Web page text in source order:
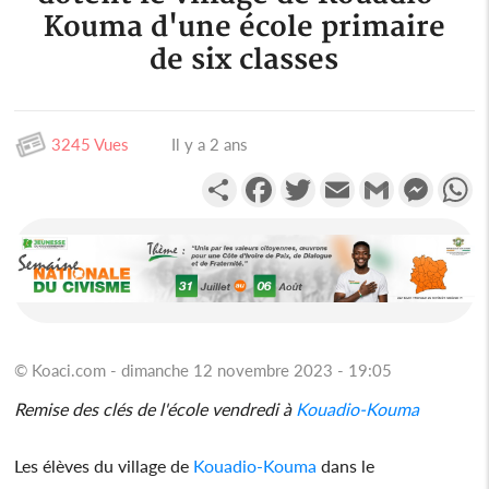
Kouma d'une école primaire
de six classes
3245 Vues Il y a 2 ans
PartagerFacebookTwitterEmail Gmail
© Koaci.com - dimanche 12 novembre 2023 - 19:05
Remise des clés de l'école vendredi à Kouadio-Kouma
Les élèves du village de Kouadio-Kouma dans le